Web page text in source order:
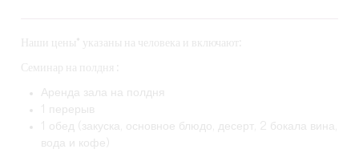
Наши цены* указаны на человека и включают:
Семинар на полдня :
Аренда зала на полдня
1 перерыв
1 обед (закуска, основное блюдо, десерт, 2 бокала вина,
вода и кофе)